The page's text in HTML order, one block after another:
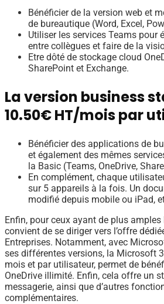
Bénéficier de la version web et
de bureautique (Word, Excel,
Utiliser les services Teams pour
entre collègues et faire de la
Etre dôté de stockage cloud
SharePoint et Exchange.
La version business
10.50€ HT/mois par
Bénéficier des applications de
et également des mêmes
la Basic (Teams, OneDrive,
En complément, chaque
sur 5 appareils à la fois. Un
modifié depuis mobile ou iPad,
Enfin, pour ceux ayant de plus
convient de se diriger vers l’offre
Entreprises. Notamment, avec
ses différentes versions, la Microsoft
mois et par utilisateur, permet de
OneDrive illimité. Enfin, cela offre un
messagerie, ainsi que d’autres
complémentaires.